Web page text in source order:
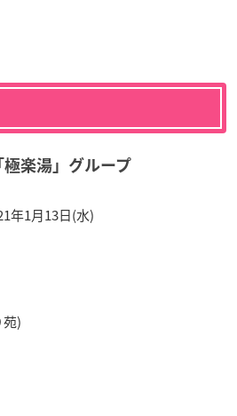
楽湯」グループ
年1月13日(水)
)